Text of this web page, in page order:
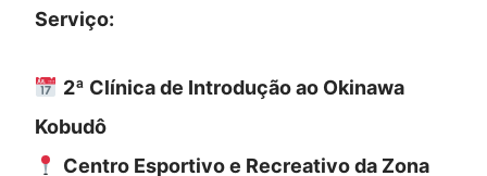
Serviço:
2ª Clínica de Introdução ao Okinawa
Kobudô
Centro Esportivo e Recreativo da Zona